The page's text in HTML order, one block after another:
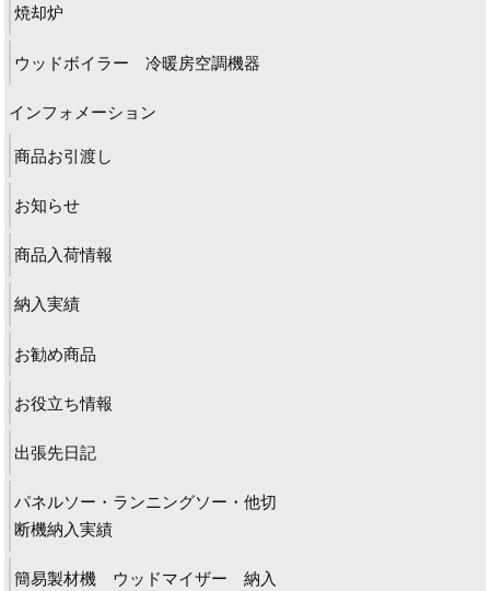
焼却炉
ウッドボイラー 冷暖房空調機器
インフォメーション
商品お引渡し
お知らせ
商品入荷情報
納入実績
お勧め商品
お役立ち情報
出張先日記
パネルソー・ランニングソー・他切
断機納入実績
簡易製材機 ウッドマイザー 納入